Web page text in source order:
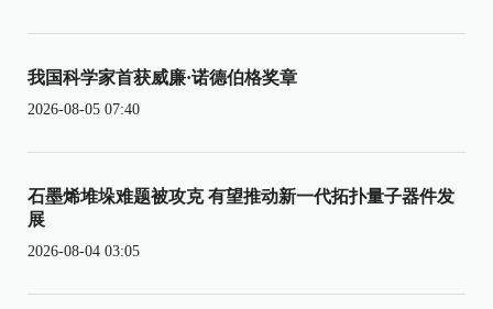
我国科学家首获威廉·诺德伯格奖章
2026-08-05 07:40
石墨烯堆垛难题被攻克 有望推动新一代拓扑量子器件发
展
2026-08-04 03:05